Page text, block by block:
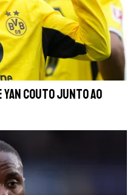
Yan Couto junto ao